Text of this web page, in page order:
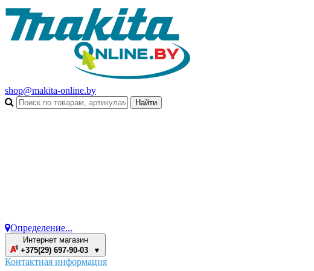
shop@makita-online.by
Определение...
Интернет магазин
+375(29) 697-90-03 ▼
Контактная информация